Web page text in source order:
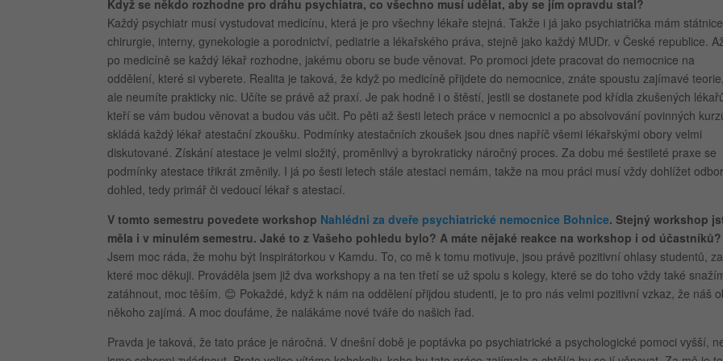
Když se někdo rozhodne pro dráhu psychiatra, co všechno musí udělat, aby se jím opravdu stal?
Každý psychiatr musí vystudovat medicínu, která je pro všechny lékaře stejná. Takže i já jako psychiatrička mám
chirurgie, interny, gynekologie a porodnictví, pediatrie a lékařského práva, stejně jako každý MUDr. v České republice.
po medicíně se každý lékař rozhodne, jakému oboru se bude věnovat. Po promoci jdete pracovat do nemocnice na
oddělení, které si vyberete. Realita je taková, že když po medicíně přijdete do nemocnice, znáte spoustu zajímavé
ale neumíte prakticky nic. Učíte se právě až praxí. Je pak hodně i o štěstí, jestli se dostanete pod křídla zkušených
kteří se vám budou věnovat a budou vás učit. Po pěti až šesti letech práce v nemocnici a po absolvování povinných
skládá každý lékař atestační zkoušku. Podmínky atestačních zkoušek jsou dnes napříč všemi lékařskými obory velmi
diskutované. Získání atestace je velmi složitý, proměnlivý a byrokraticky náročný proces. Za dobu mé šestileté praxe se
podmínky atestace třikrát změnily. I já po šesti letech stále atestaci nemám, takže na mou práci musí vždy dohlížet
dohled, tedy primář či vedoucí lékař s atestací.
V tomto semestru povedete workshop Nahlédni za dveře psychiatrické nemocnice Bohnice. Stejný workshop
měla i v minulém semestru. Jaké to z Vašeho pohledu bylo? A máte nějaké reakce na workshop i od účastníků?
Jsem moc ráda, že mohu být Inspirátorkou v Kamdu. To, co mě k tomu motivuje, jsou právě pozitivní ohlasy studentů, za
které moc děkuji. Prováděla jsem již dva workshopy a na ten třetí se už spolu s kolegy, které se do toho vždy také
zatáhnout, moc těším. 😊 Pokaždé, když k nám na oddělení přijdou studenti, je to pro nás velmi pozitivní vzkaz, že náš
někoho zajímá. A moc doufáme, že nalákáme nové tváře do našich řad.
Pravda je taková, že tato práce je náročná. V dnešní době je poptávka po psychiatrické a psychologické pomoci vyšší,